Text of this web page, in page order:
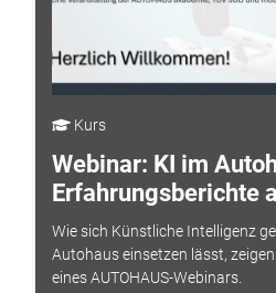
Kurs
Webinar: KI im
Erfahrungsberichte
Wie sich Künstliche Intelligenz
Autohaus einsetzen lässt,
eines AUTOHAUS-Webinars.